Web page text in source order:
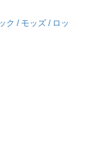
ク / モッズ / ロッ